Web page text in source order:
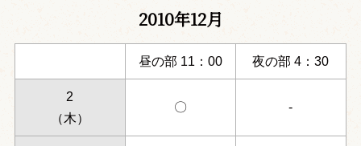
2010年12月
昼の部 11：00 夜の部 4：30
2
（木）
〇 -